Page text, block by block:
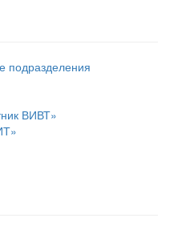
подразделения
ВИВТ»